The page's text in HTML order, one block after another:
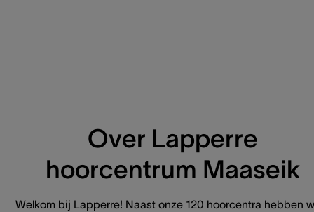
Over Lapperre
hoorcentrum Maaseik
Welkom bij Lapperre! Naast onze 120 hoorcentra hebben